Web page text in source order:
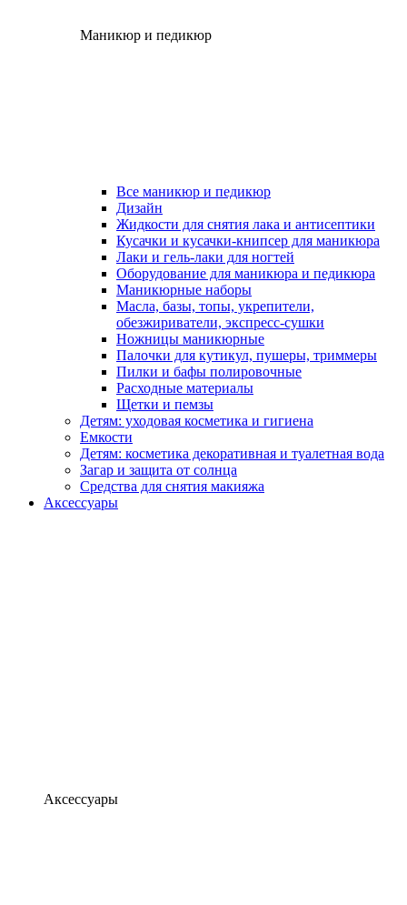
Маникюр и педикюр
Все маникюр и педикюр
Дизайн
Жидкости для снятия лака и антисептики
Кусачки и кусачки-книпсер для маникюра
Лаки и гель-лаки для ногтей
Оборудование для маникюра и педикюра
Маникюрные наборы
Масла, базы, топы, укрепители,
обезжириватели, экспресс-сушки
Ножницы маникюрные
Палочки для кутикул, пушеры, триммеры
Пилки и бафы полировочные
Расходные материалы
Щетки и пемзы
Детям: уходовая косметика и гигиена
Емкости
Детям: косметика декоративная и туалетная вода
Загар и защита от солнца
Средства для снятия макияжа
Аксессуары
Аксессуары